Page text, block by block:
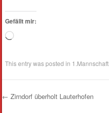
Gefällt mir:
Wird
This entry was posted in 1.Mannschaft
← Zirndorf überholt Lauterhofen